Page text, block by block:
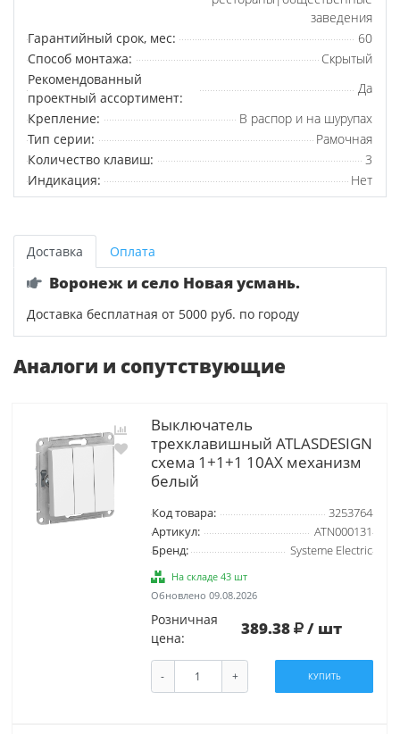
заведения
Гарантийный срок, мес:
60
Способ монтажа:
Скрытый
Рекомендованный
проектный ассортимент:
Да
Крепление:
В распор и на шурупах
Тип серии:
Рамочная
Количество клавиш:
3
Индикация:
Нет
Доставка Оплата
Воронеж и село Новая усмань.
Доставка бесплатная от 5000 руб. по городу
Аналоги и сопутствующие
Выключатель
трехклавишный ATLASDESIGN
схема 1+1+1 10АХ механизм
белый
Код товара:
3253764
Артикул:
ATN000131
Бренд:
Systeme Electric
На складе 43 шт
Обновлено 09.08.2026
Розничная
цена:
389.38 / шт
- + КУПИТЬ